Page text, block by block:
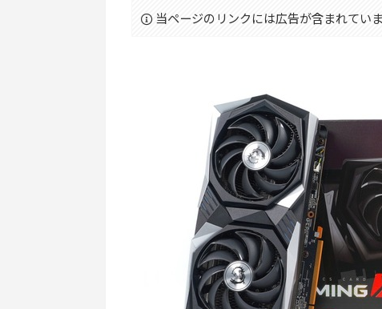
当ページのリンクには広告が含まれていま